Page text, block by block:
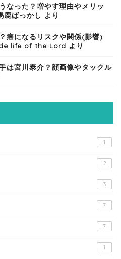
なった？増やす理由やメリッ
鹿ばっかし より
癌になるリスクや関係(影響)
life of the Lord より
は宮川泰介？顔画像やタックル
1
2
3
7
7
1